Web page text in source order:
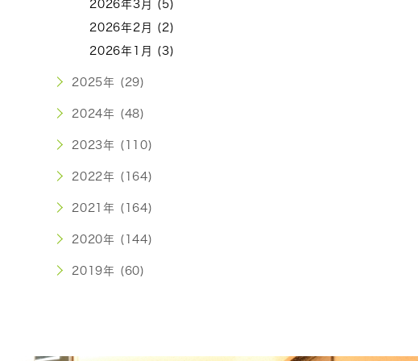
2026年3月 (5)
2026年2月 (2)
2026年1月 (3)
2025年 (29)
2024年 (48)
2023年 (110)
2022年 (164)
2021年 (164)
2020年 (144)
2019年 (60)